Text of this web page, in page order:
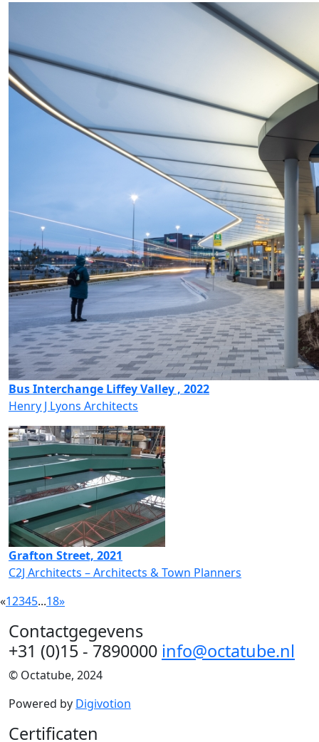
Bus Interchange Liffey Valley , 2022
Henry J Lyons Architects
Grafton Street, 2021
C2J Architects – Architects & Town Planners
«12345...18»
Contactgegevens
+31 (0)15 - 7890000 info@octatube.nl
© Octatube, 2024
Powered by Digivotion
Certificaten